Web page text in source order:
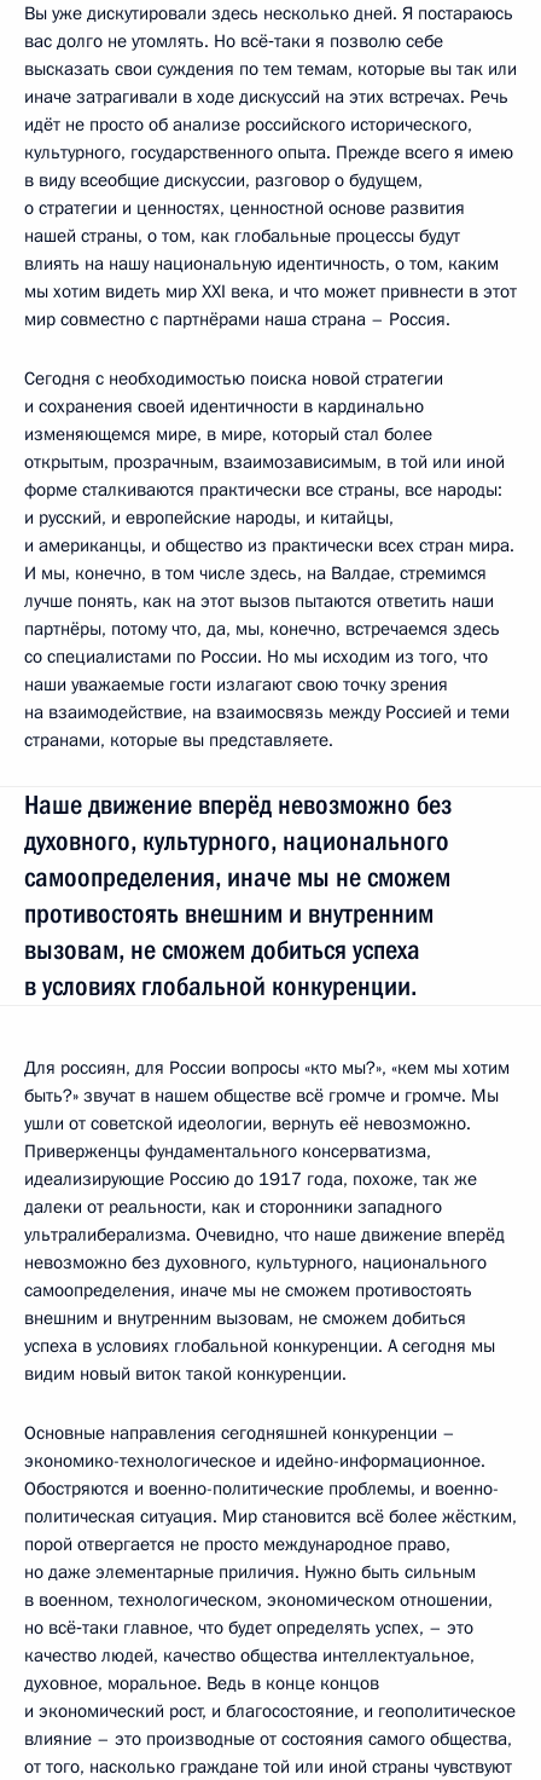
Вы уже дискутировали здесь несколько дней. Я постараюсь
вас долго не утомлять. Но всё‑таки я позволю себе
высказать свои суждения по тем темам, которые вы так или
иначе затрагивали в ходе дискуссий на этих встречах. Речь
идёт не просто об анализе российского исторического,
культурного, государственного опыта. Прежде всего я имею
в виду всеобщие дискуссии, разговор о будущем,
о стратегии и ценностях, ценностной основе развития
нашей страны, о том, как глобальные процессы будут
влиять на нашу национальную идентичность, о том, каким
мы хотим видеть мир XXI века, и что может привнести в этот
мир совместно с партнёрами наша страна – Россия.
Сегодня с необходимостью поиска новой стратегии
и сохранения своей идентичности в кардинально
изменяющемся мире, в мире, который стал более
открытым, прозрачным, взаимозависимым, в той или иной
форме сталкиваются практически все страны, все народы:
и русский, и европейские народы, и китайцы,
и американцы, и общество из практически всех стран мира.
И мы, конечно, в том числе здесь, на Валдае, стремимся
лучше понять, как на этот вызов пытаются ответить наши
партнёры, потому что, да, мы, конечно, встречаемся здесь
со специалистами по России. Но мы исходим из того, что
наши уважаемые гости излагают свою точку зрения
на взаимодействие, на взаимосвязь между Россией и теми
странами, которые вы представляете.
Наше движение вперёд невозможно без
духовного, культурного, национального
самоопределения, иначе мы не сможем
противостоять внешним и внутренним
вызовам, не сможем добиться успеха
в условиях глобальной конкуренции.
Для россиян, для России вопросы «кто мы?», «кем мы хотим
быть?» звучат в нашем обществе всё громче и громче. Мы
ушли от советской идеологии, вернуть её невозможно.
Приверженцы фундаментального консерватизма,
идеализирующие Россию до 1917 года, похоже, так же
далеки от реальности, как и сторонники западного
ультралиберализма. Очевидно, что наше движение вперёд
невозможно без духовного, культурного, национального
самоопределения, иначе мы не сможем противостоять
внешним и внутренним вызовам, не сможем добиться
успеха в условиях глобальной конкуренции. А сегодня мы
видим новый виток такой конкуренции.
Основные направления сегодняшней конкуренции –
экономико-технологическое и идейно-информационное.
Обостряются и военно-политические проблемы, и военно-
политическая ситуация. Мир становится всё более жёстким,
порой отвергается не просто международное право,
но даже элементарные приличия. Нужно быть сильным
в военном, технологическом, экономическом отношении,
но всё‑таки главное, что будет определять успех, – это
качество людей, качество общества интеллектуальное,
духовное, моральное. Ведь в конце концов
и экономический рост, и благосостояние, и геополитическое
влияние – это производные от состояния самого общества,
от того, насколько граждане той или иной страны чувствуют